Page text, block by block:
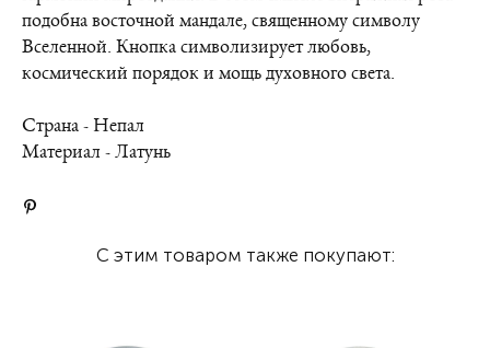
подобна восточной мандале, священному символу
Вселенной. Кнопка символизирует любовь,
космический порядок и мощь духовного света.
Страна - Непал
Материал - Латунь
С этим товаром также покупают: